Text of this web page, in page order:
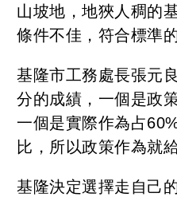
山坡地，地狹人稠的
條件不佳，符合標準
基隆市工務處長張元
分的成績，一個是政
一個是實際作為占
比，所以政策作為就
基隆決定選擇走自己